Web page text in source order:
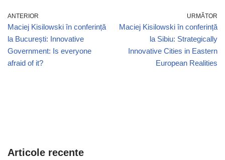
ANTERIOR
Maciej Kisilowski în conferință
la București: Innovative
Government: Is everyone
afraid of it?
URMĂTOR
Maciej Kisilowski în conferință
la Sibiu: Strategically
Innovative Cities in Eastern
European Realities
Articole recente